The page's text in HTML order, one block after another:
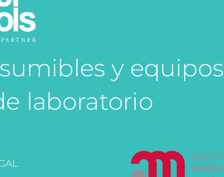
y equipos
laboratorio